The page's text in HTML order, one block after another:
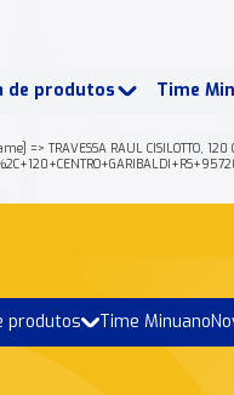
de produtos Time
=> TRAVESSA RAUL
produtos Time Minuano